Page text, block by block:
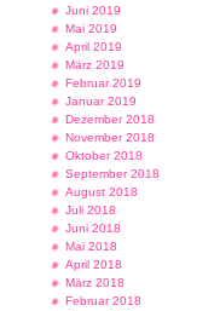
Juni 2019
Mai 2019
April 2019
März 2019
Februar 2019
Januar 2019
Dezember 2018
November 2018
Oktober 2018
September 2018
August 2018
Juli 2018
Juni 2018
Mai 2018
April 2018
März 2018
Februar 2018